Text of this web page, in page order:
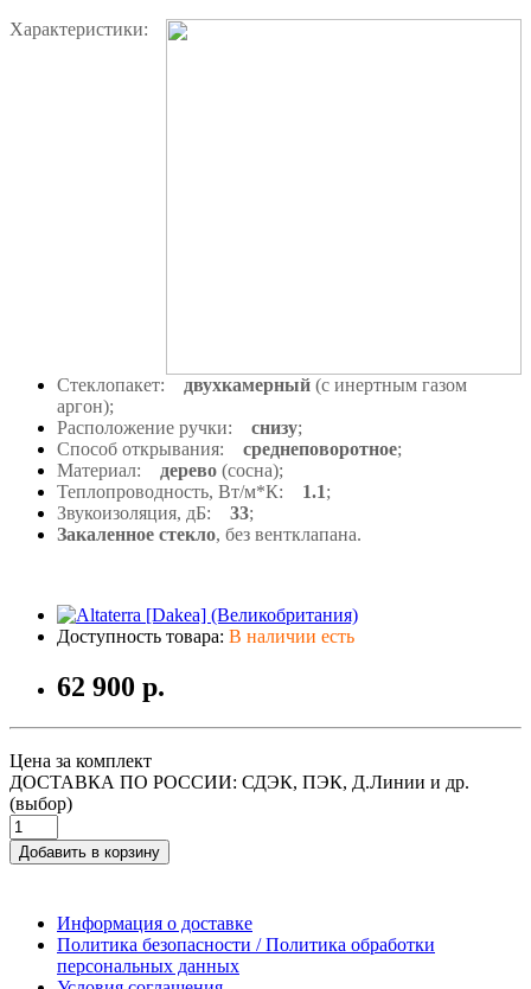
Характеристики:
Стеклопакет: двухкамерный (с инертным газом
аргон);
Расположение ручки: снизу;
Способ открывания: среднеповоротное;
Материал: дерево (сосна);
Теплопроводность, Вт/м*К: 1.1;
Звукоизоляция, дБ: 33;
Закаленное стекло, без вентклапана.
Доступность товара: В наличии есть
62 900 р.
Цена за комплект
ДОСТАВКА ПО РОССИИ: СДЭК, ПЭК, Д.Линии и др.
(выбор)
Добавить в корзину
Информация о доставке
Политика безопасности / Политика обработки
персональных данных